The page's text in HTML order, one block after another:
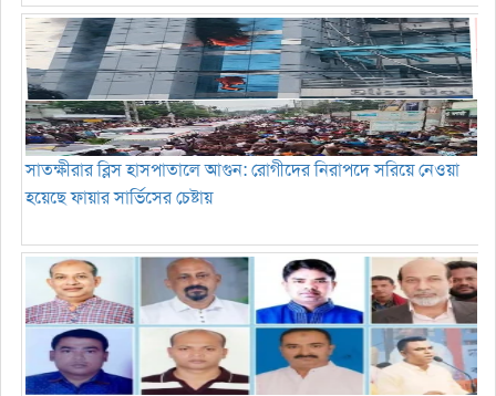
সাতক্ষীরার ব্লিস হাসপাতালে আগুন: রোগীদের নিরাপদে সরিয়ে নেওয়া
হয়েছে ফায়ার সার্ভিসের চেষ্টায়